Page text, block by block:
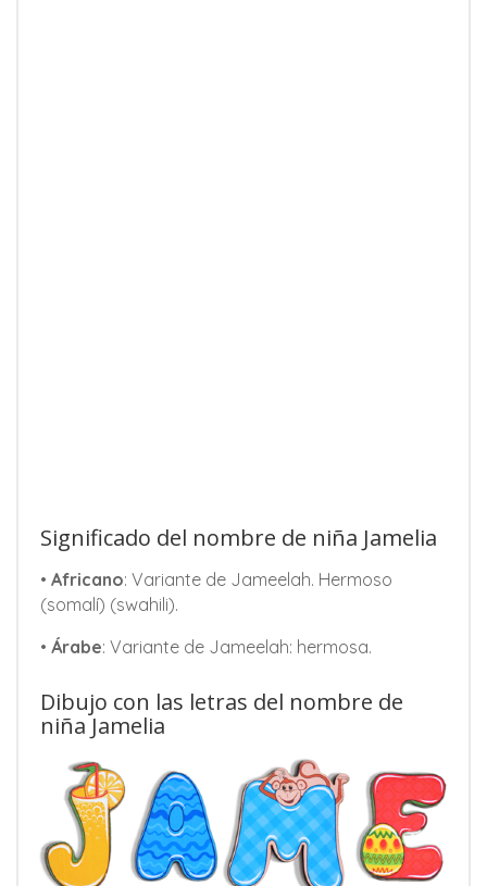
Significado del nombre de niña Jamelia
• Africano: Variante de Jameelah. Hermoso
(somalí) (swahili).
• Árabe: Variante de Jameelah: hermosa.
Dibujo con las letras del nombre de
niña Jamelia